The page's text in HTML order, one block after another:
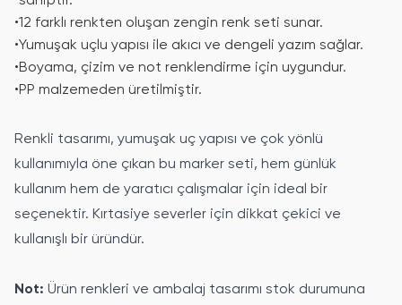
•12 farklı renkten oluşan zengin renk seti sunar.
•Yumuşak uçlu yapısı ile akıcı ve dengeli yazım sağlar.
•Boyama, çizim ve not renklendirme için uygundur.
•PP malzemeden üretilmiştir.
Renkli tasarımı, yumuşak uç yapısı ve çok yönlü
kullanımıyla öne çıkan bu marker seti, hem günlük
kullanım hem de yaratıcı çalışmalar için ideal bir
seçenektir. Kırtasiye severler için dikkat çekici ve
kullanışlı bir üründür.
Not: Ürün renkleri ve ambalaj tasarımı stok durumuna